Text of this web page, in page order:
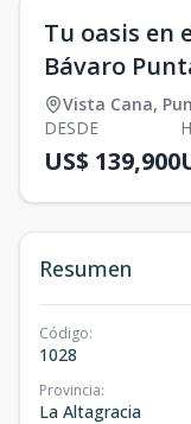
Tu oasis en
Bávaro
Vista Cana,
DESDE
US$ 139,900
Resumen
Código:
1028
Provincia:
La Altagracia